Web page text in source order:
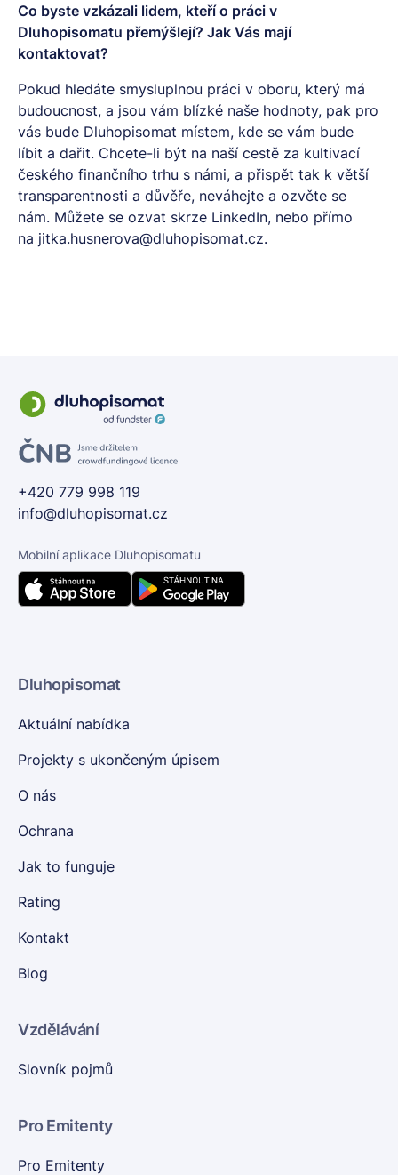
Co byste vzkázali lidem, kteří o práci v
Dluhopisomatu přemýšlejí? Jak Vás mají
kontaktovat?
Pokud hledáte smysluplnou práci v oboru, který má
budoucnost, a jsou vám blízké naše hodnoty, pak pro
vás bude Dluhopisomat místem, kde se vám bude
líbit a dařit. Chcete-li být na naší cestě za kultivací
českého finančního trhu s námi, a přispět tak k větší
transparentnosti a důvěře, neváhejte a ozvěte se
nám. Můžete se ozvat skrze LinkedIn, nebo přímo
na jitka.husnerova@dluhopisomat.cz.
+420 779 998 119
info@dluhopisomat.cz
Mobilní aplikace Dluhopisomatu
Dluhopisomat
Aktuální nabídka
Projekty s ukončeným úpisem
O nás
Ochrana
Jak to funguje
Rating
Kontakt
Blog
Vzdělávání
Slovník pojmů
Pro Emitenty
Pro Emitenty